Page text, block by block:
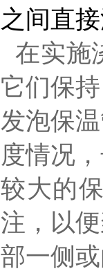
之间直
在实施
它们保
发泡保
度情况
较大的
注，以
部一侧